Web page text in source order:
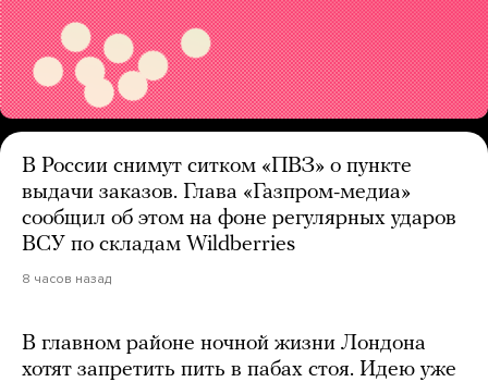
В России снимут ситком «ПВЗ» о пункте
выдачи заказов. Глава «Газпром-медиа»
сообщил об этом на фоне регулярных ударов
ВСУ по складам Wildberries
8 часов назад
В главном районе ночной жизни Лондона
хотят запретить пить в пабах стоя. Идею уже